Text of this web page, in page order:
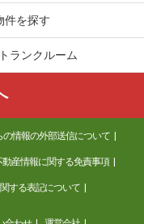
市秋葉町
件を探す
ランクルーム
情報の外部送信について
動産情報に関する免責事項
する表記について